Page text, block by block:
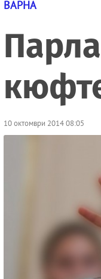
ВАРНА
10 октомври 2014 08:05